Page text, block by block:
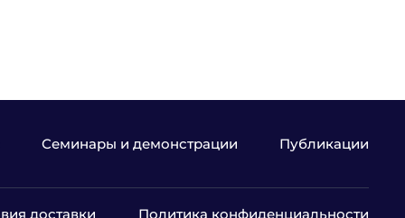
Семинары и демонстрации Публикации
доставки Политика конфиденциальности